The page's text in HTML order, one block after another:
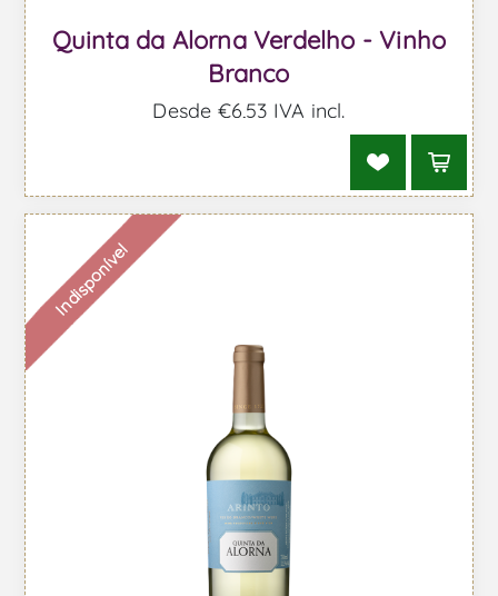
Quinta da Alorna Verdelho - Vinho
Branco
Desde €6,53 IVA incl.
Indisponível